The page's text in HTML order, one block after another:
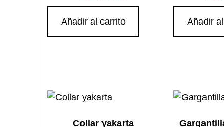
Añadir al carrito Añadir
Collar yakarta